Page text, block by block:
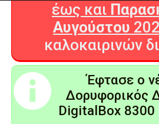
έως και
Αυγούστου
καλοκαιρινών
Έφτασε ο
Δορυφορικός
DigitalBox 8300